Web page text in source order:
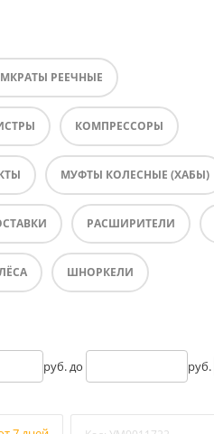
РЕЕЧНЫЕ
КОМПРЕССОРЫ
МУФТЫ КОЛЕСНЫЕ (ХАБЫ)
РАСШИРИТЕЛИ
ШНОРКЕЛИ
руб. до руб.